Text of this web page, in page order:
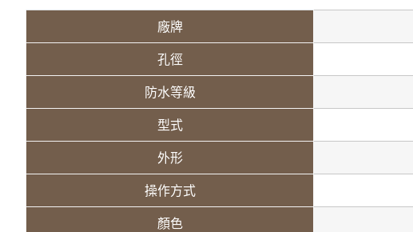
廠牌
孔徑
防水等級
型式
外形
操作方式
顏色